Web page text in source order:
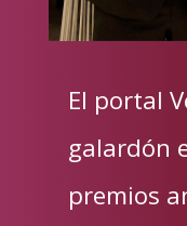
El portal
galardón
premios